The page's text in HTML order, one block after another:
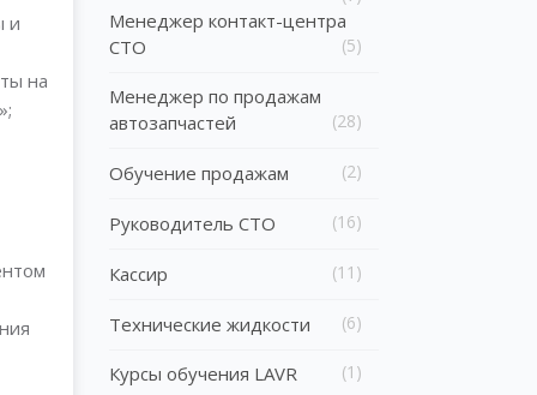
и
на
Менеджер контакт-центра
СТО
(5)
Менеджер по продажам
автозапчастей
(28)
Обучение продажам (2)
Руководитель СТО (16)
Кассир (11)
Технические жидкости (6)
Курсы обучения LAVR (1)